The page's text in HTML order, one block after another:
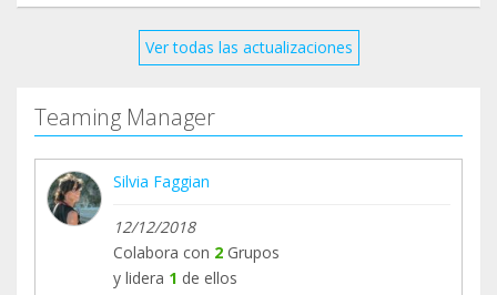
Ver todas las actualizaciones
Teaming Manager
Silvia Faggian
12/12/2018
Colabora con 2 Grupos
y lidera 1 de ellos